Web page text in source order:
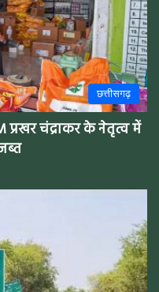
छत्तीसगढ़
प्रखर चंद्राकर के नेतृत्व में